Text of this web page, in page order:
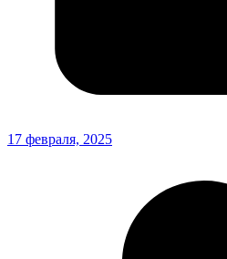
17 февраля, 2025